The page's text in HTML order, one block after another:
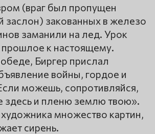
(враг был пропущен
заслон) закованных в железо
заманили на лед. Урок
к настоящему.
Биргер прислал
войны, гордое и
можешь, сопротивляйся,
здесь и пленю землю твою».
художника множество картин,
сирень.